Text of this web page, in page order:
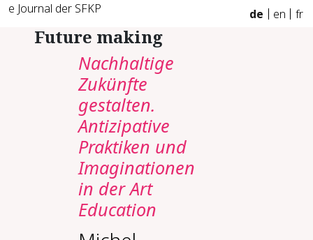
e Journal der SFKP de en fr
Future making
Nachhaltige
Zukünfte
gestalten.
Antizipative
Praktiken und
Imaginationen
in der Art
Education